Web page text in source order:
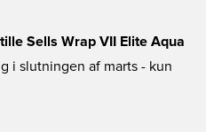
Sells Wrap VII Elite Aqua
i slutningen af marts - kun